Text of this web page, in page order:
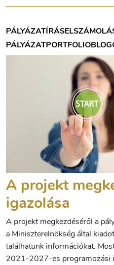
PÁLYÁZATÍRÁS
PÁLYÁZAT
A projekt
igazolása
A projekt megkezdéséről a
a Miniszterelnökség által
találhatunk információkat.
2021-2027-es programozási